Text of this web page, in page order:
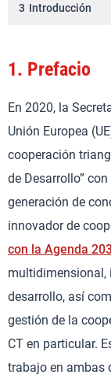
3 Introducción
1. Prefacio
En 2020, la
Unión Europea
cooperación
de Desarrollo”
generación de
innovador de
con la Agenda
multidimensional,
desarrollo, así
gestión de la
CT en particular.
trabajo en ambas